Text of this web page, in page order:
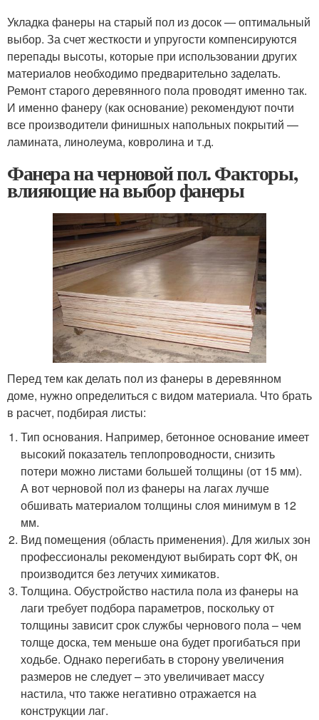
Укладка фанеры на старый пол из досок — оптимальный
выбор. За счет жесткости и упругости компенсируются
перепады высоты, которые при использовании других
материалов необходимо предварительно заделать.
Ремонт старого деревянного пола проводят именно так.
И именно фанеру (как основание) рекомендуют почти
все производители финишных напольных покрытий —
ламината, линолеума, ковролина и т.д.
Фанера на черновой пол. Факторы,
влияющие на выбор фанеры
Перед тем как делать пол из фанеры в деревянном
доме, нужно определиться с видом материала. Что брать
в расчет, подбирая листы:
Тип основания. Например, бетонное основание имеет
высокий показатель теплопроводности, снизить
потери можно листами большей толщины (от 15 мм).
А вот черновой пол из фанеры на лагах лучше
обшивать материалом толщины слоя минимум в 12
мм.
Вид помещения (область применения). Для жилых зон
профессионалы рекомендуют выбирать сорт ФК, он
производится без летучих химикатов.
Толщина. Обустройство настила пола из фанеры на
лаги требует подбора параметров, поскольку от
толщины зависит срок службы чернового пола – чем
толще доска, тем меньше она будет прогибаться при
ходьбе. Однако перегибать в сторону увеличения
размеров не следует – это увеличивает массу
настила, что также негативно отражается на
конструкции лаг.